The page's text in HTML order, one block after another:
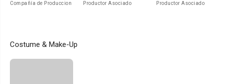
Compañía de Produccion Productor Asociado Productor Asociado
Costume & Make-Up